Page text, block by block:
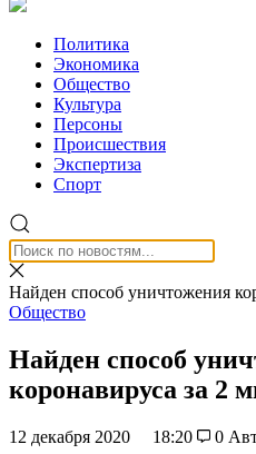
Политика
Экономика
Общество
Культура
Персоны
Происшествия
Экспертиза
Спорт
Найден способ уничтожения
Общество
Найден способ
коронавируса за 2
12 декабря 2020 18:20 0